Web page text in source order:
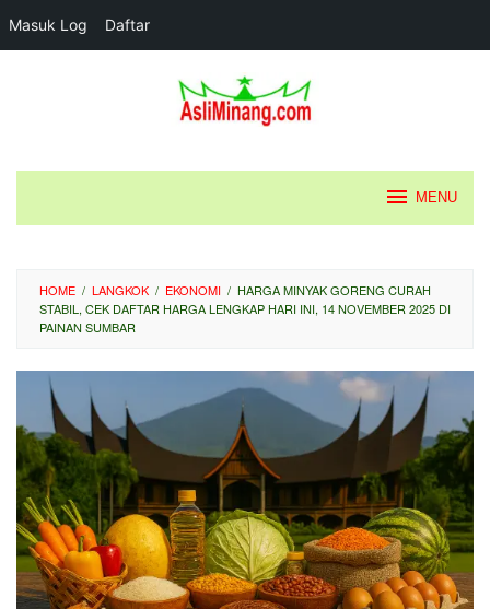
Masuk Log Daftar
MENU
HOME / LANGKOK / EKONOMI / HARGA MINYAK GORENG CURAH
STABIL, CEK DAFTAR HARGA LENGKAP HARI INI, 14 NOVEMBER 2025 DI
PAINAN SUMBAR